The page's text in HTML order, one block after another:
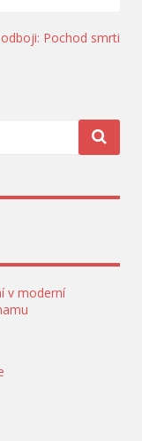
Pochod smrti
v moderní